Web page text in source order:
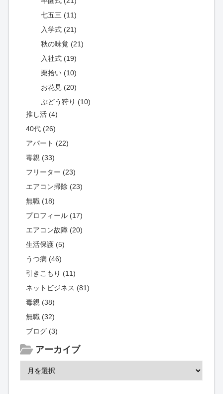
七五三 (11)
入学式 (21)
秋の味覚 (21)
入社式 (19)
栗拾い (10)
お花見 (20)
ぶどう狩り (10)
推し活 (4)
40代 (26)
アパート (22)
毒親 (33)
フリーター (23)
エアコン掃除 (23)
無職 (18)
プロフィール (17)
エアコン故障 (20)
生活保護 (5)
うつ病 (46)
引きこもり (11)
ネットビジネス (81)
毒親 (38)
無職 (32)
ブログ (3)
アーカイブ